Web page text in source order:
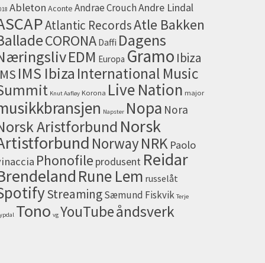
Ableton Aconte Andrae CrouchAndre Lindal
Atlantic RecordsAtle Bakken
CORONA Daffi Dagens
EDM Europa Gramo Ibiza
IMS Ibiza International Music
Knut Aafløy Korona Live Nation major
Napster Nopa Nora
Aristforbund Norsk
NorwayNRK Paolo
Phonofile produsent Reidar
Rune Lem russelåt
StreamingSæmund Fiskvik Terje
Tono vg YouTubeåndsverk